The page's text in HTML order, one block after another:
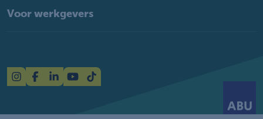
Voor werkgevers